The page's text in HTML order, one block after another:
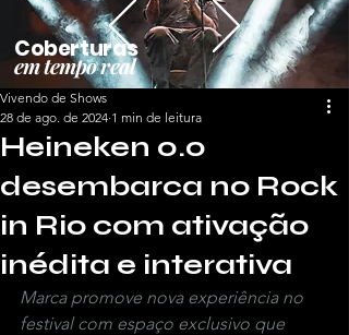
Coberturas
em tempo real
Heineken 0.0
desembarca no Rock
in Rio com ativação
inédita e interativa
Vivendo de Shows
28 de ago. de 2024 1 min de leitura
Marca promove nova experiência no
festival com espaço exclusivo que